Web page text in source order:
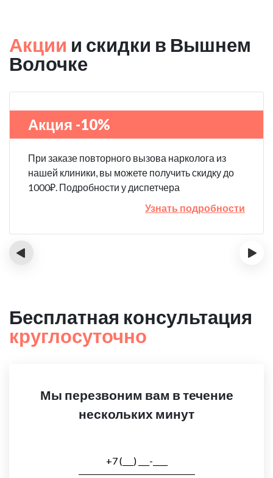
Акции и скидки в Вышнем
Волочке
Акция -10%
При заказе повторного вызова нарколога из
нашей клиники, вы можете получить скидку до
1000₽. Подробности у диспетчера
Узнать подробности
‹ ›
Бесплатная консультация
круглосуточно
Мы перезвоним вам в течение
нескольких минут